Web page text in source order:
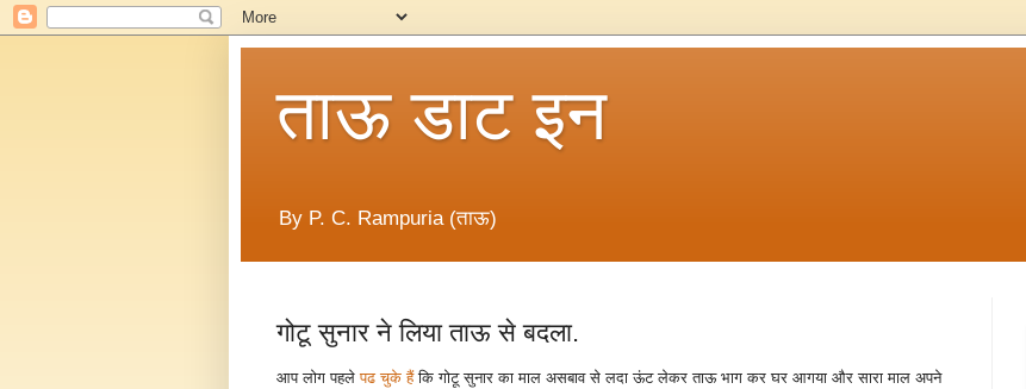
ताऊ डाट इन
By P. C. Rampuria (ताऊ)
गोटू सुनार ने लिया ताऊ से बदला.
आप लोग पहलेपढ चुके हैंकि गोटू सुनार का माल असबाव से लदा ऊंट लेकर ताऊ भाग कर घर आगया और सारा माल अपने